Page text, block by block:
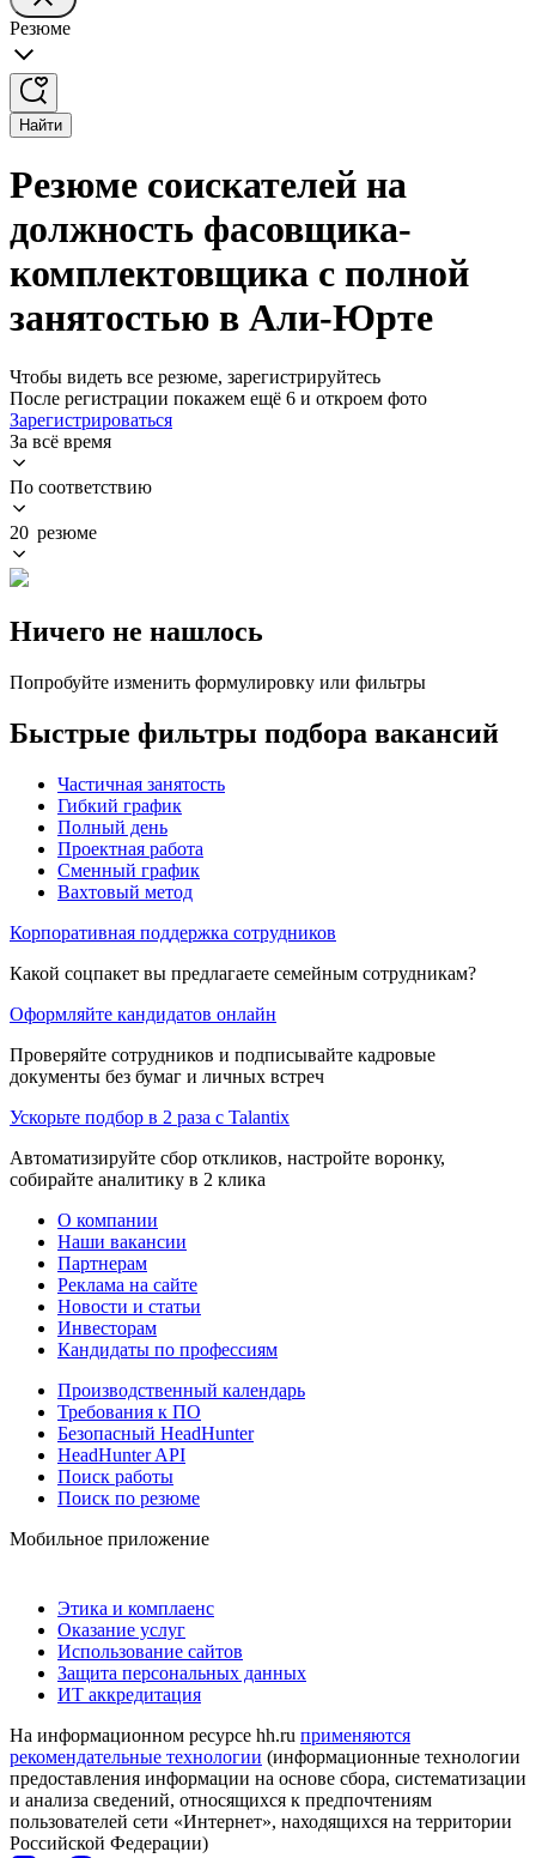
Резюме
Найти
Резюме соискателей на
должность фасовщика-
комплектовщика с полной
занятостью в Али-Юрте
Чтобы видеть все резюме, зарегистрируйтесь
После регистрации покажем ещё 6 и откроем фото
Зарегистрироваться
За всё время
По соответствию
20 резюме
Ничего не нашлось
Попробуйте изменить формулировку или фильтры
Быстрые фильтры подбора вакансий
Частичная занятость
Гибкий график
Полный день
Проектная работа
Сменный график
Вахтовый метод
Корпоративная поддержка сотрудников
Какой соцпакет вы предлагаете семейным сотрудникам?
Оформляйте кандидатов онлайн
Проверяйте сотрудников и подписывайте кадровые
документы без бумаг и личных встреч
Ускорьте подбор в 2 раза с Talantix
Автоматизируйте сбор откликов, настройте воронку,
собирайте аналитику в 2 клика
О компании
Наши вакансии
Партнерам
Реклама на сайте
Новости и статьи
Инвесторам
Кандидаты по профессиям
Производственный календарь
Требования к ПО
Безопасный HeadHunter
HeadHunter API
Поиск работы
Поиск по резюме
Мобильное приложение
Этика и комплаенс
Оказание услуг
Использование сайтов
Защита персональных данных
ИТ аккредитация
На информационном ресурсе hh.ru применяются
рекомендательные технологии (информационные технологии
предоставления информации на основе сбора, систематизации
и анализа сведений, относящихся к предпочтениям
пользователей сети «Интернет», находящихся на территории
Российской Федерации)